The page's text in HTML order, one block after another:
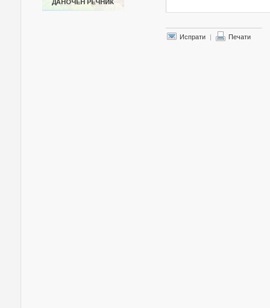
Испрати | Печати